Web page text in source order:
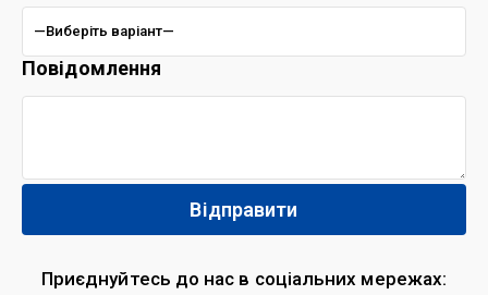
Приєднуйтесь до нас в соціальних мережах:
Повідомлення